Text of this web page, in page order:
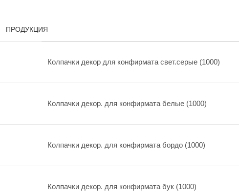
ПРОДУКЦИЯ
Колпачки декор для конфирмата свет.серые (1000)
Колпачки декор. для конфирмата белые (1000)
Колпачки декор. для конфирмата бордо (1000)
Колпачки декор. для конфирмата бук (1000)